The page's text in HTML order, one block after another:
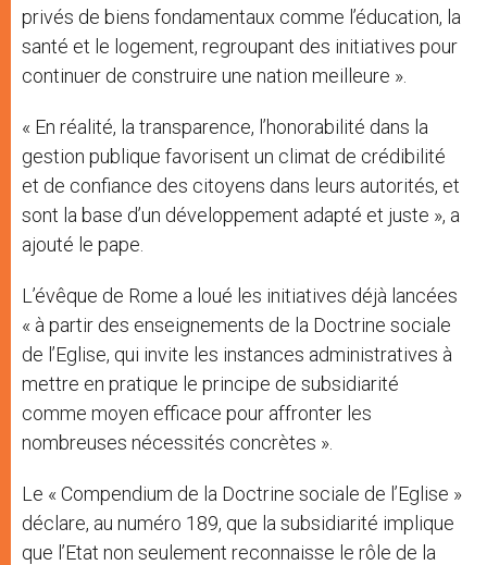
privés de biens fondamentaux comme l’éducation, la
santé et le logement, regroupant des initiatives pour
continuer de construire une nation meilleure ».
« En réalité, la transparence, l’honorabilité dans la
gestion publique favorisent un climat de crédibilité
et de confiance des citoyens dans leurs autorités, et
sont la base d’un développement adapté et juste », a
ajouté le pape.
L’évêque de Rome a loué les initiatives déjà lancées
« à partir des enseignements de la Doctrine sociale
de l’Eglise, qui invite les instances administratives à
mettre en pratique le principe de subsidiarité
comme moyen efficace pour affronter les
nombreuses nécessités concrètes ».
Le « Compendium de la Doctrine sociale de l’Eglise »
déclare, au numéro 189, que la subsidiarité implique
que l’Etat non seulement reconnaisse le rôle de la